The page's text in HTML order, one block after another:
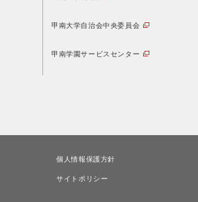
甲南大学自治会中央委員会
甲南学園サービスセンター
個人情報保護方針
サイトポリシー